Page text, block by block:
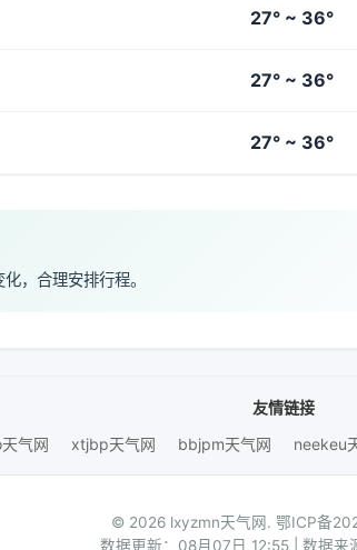
27° ~ 36°
27° ~ 36°
27° ~ 36°
，合理安排行程。
友情链接
气网
xtjbp天气网 bbjpm天气网 neekeu
© 2026 lxyzmn天气网. 鄂ICP备
数据更新：08月07日 12:55 | 数据来